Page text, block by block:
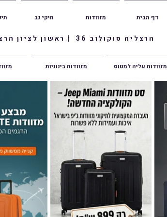
הרצליה סוקולוב 36 | ראשון לציון הרצל 47 | פתח תקווה אשכנזי 1
תיקי גב מזוודות דף הבית
מזוודות בינוניות מזוודות עליה למטוס